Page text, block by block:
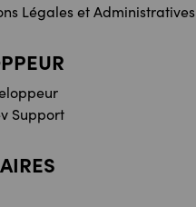
Légales et Administratives
Support